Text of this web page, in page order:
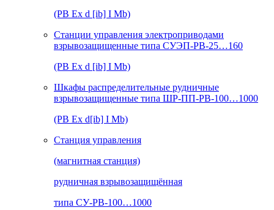
(РВ Ex d [ib] I Mb)
Станции управления электроприводами
взрывозащищенные типа СУЭП-РВ-25…160
(РВ Ex d [ib] I Mb)
Шкафы распределительные рудничные
взрывозащищенные типа ШР-ПП-РВ-100…1000
(РВ Ex d[ib] I Mb)
Станция управления
(магнитная станция)
рудничная взрывозащищённая
типа СУ-РВ-100…1000